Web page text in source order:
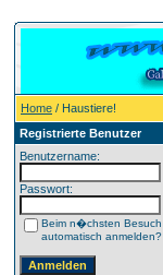
Home / Haustiere!
Registrierte Benutzer
Benutzername:
Passwort:
Beim n�chsten Besuch
automatisch anmelden?